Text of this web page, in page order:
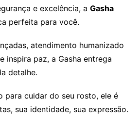
e excelência, a Gasha
perfeita para você.
atendimento humanizado
inspira paz, a Gasha entrega
detalhe.
para cuidar do seu rosto, ele é
sua identidade, sua expressão.